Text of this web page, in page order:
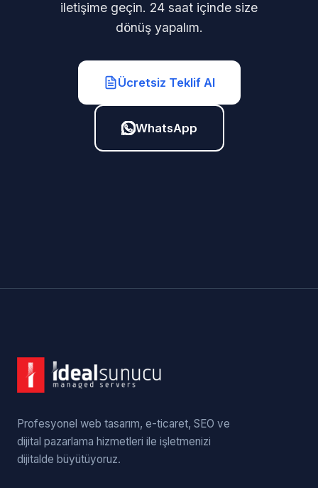
iletişime geçin. 24 saat içinde size
dönüş yapalım.
Ücretsiz Teklif Al
WhatsApp
Profesyonel web tasarım, e-ticaret, SEO ve
dijital pazarlama hizmetleri ile işletmenizi
dijitalde büyütüyoruz.